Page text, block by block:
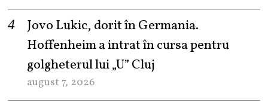
Jovo Lukic, dorit în Germania.
Hoffenheim a intrat în cursa pentru
golgheterul lui „U” Cluj
august 7, 2026